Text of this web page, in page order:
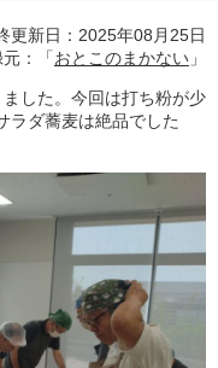
新日：2025年08月25日
：「おとこのまかない 」
した。今回は打ち粉が少
ラダ蕎麦は絶品でした